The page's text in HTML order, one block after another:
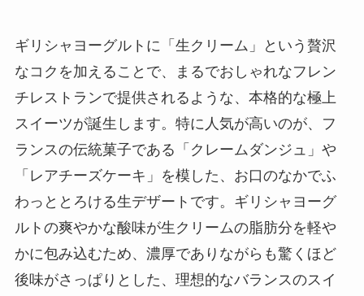
ギリシャヨーグルトに「生クリーム」という贅沢
なコクを加えることで、まるでおしゃれなフレン
チレストランで提供されるような、本格的な極上
スイーツが誕生します。特に人気が高いのが、フ
ランスの伝統菓子である「クレームダンジュ」や
「レアチーズケーキ」を模した、お口のなかでふ
わっととろける生デザートです。ギリシャヨーグ
ルトの爽やかな酸味が生クリームの脂肪分を軽や
かに包み込むため、濃厚でありながらも驚くほど
後味がさっぱりとした、理想的なバランスのスイ